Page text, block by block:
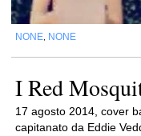
NONE NONE
I Red
17 agosto 2014, cover
capitanato da Eddie